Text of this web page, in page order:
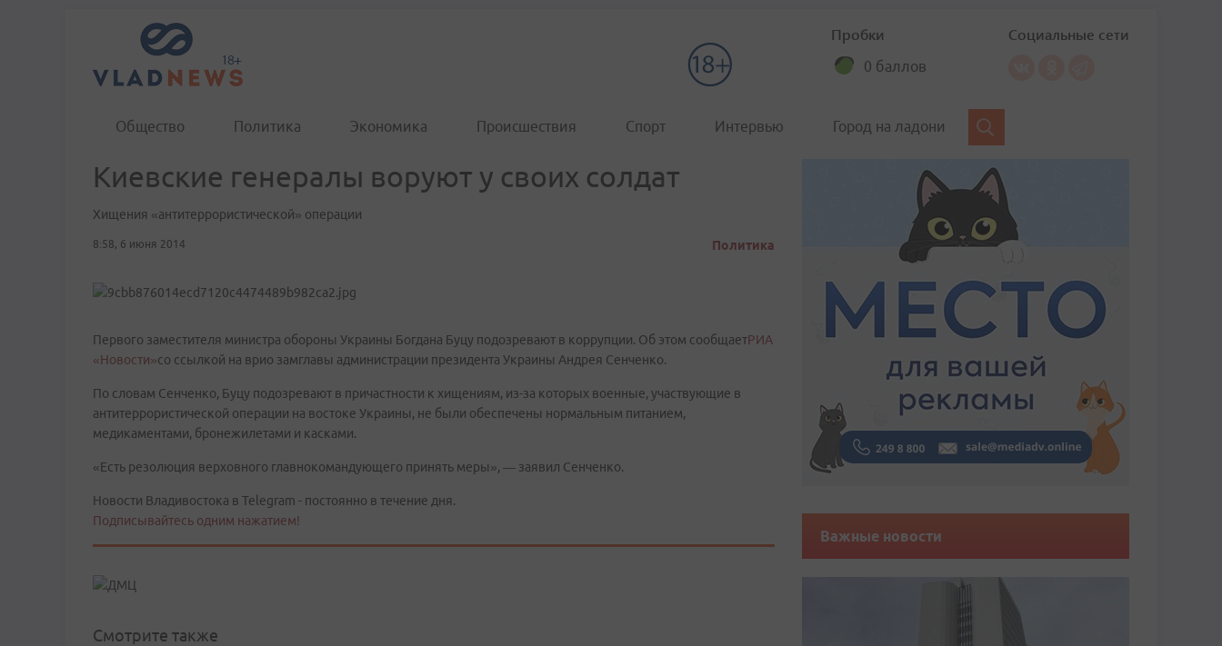
Пробки
0 баллов
Социальные сети
Общество Политика Экономика Происшествия Спорт Интервью Город на ладони
Киевские генералы воруют у своих солдат
Хищения «антитеррористической» операции
8:58, 6 июня 2014 Политика
Первого заместителя министра обороны Украины Богдана Буцу подозревают в коррупции. Об этом сообщаетРИА
«Новости»со ссылкой на врио замглавы администрации президента Украины Андрея Сенченко.
По словам Сенченко, Буцу подозревают в причастности к хищениям, из-за которых военные, участвующие в
антитеррористической операции на востоке Украины, не были обеспечены нормальным питанием,
медикаментами, бронежилетами и касками.
«Есть резолюция верховного главнокомандующего принять меры», — заявил Сенченко.
Новости Владивостока в Telegram - постоянно в течение дня.
Подписывайтесь одним нажатием!
Смотрите также
Важные новости